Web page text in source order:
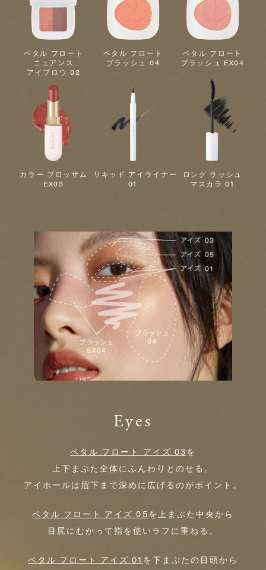
ペタル フロート
ニュアンス
アイブロウ 02
ペタル フロート
ブラッシュ 04
ペタル フロート
ブラッシュ EX04
カラー ブロッサム
EX03
リキッド アイライナー
01
ロング ラッシュ
マスカラ 01
Eyes
ペタル フロート アイズ 03を
上下まぶた全体にふんわりとのせる。
アイホールは眉下まで深めに広げるのがポイント。
ペタル フロート アイズ 05を上まぶた中央から
目尻にむかって指を使いラフに重ねる。
ペタル フロート アイズ 01 を下まぶたの目頭から